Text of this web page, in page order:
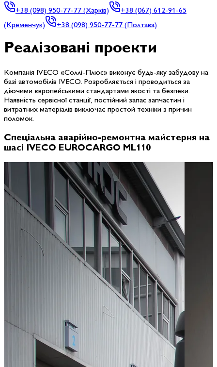
+38 (098) 950-77-77 (Харків) +38 (067) 612-91-65
(Кременчук)
+38 (098) 950-77-77 (Полтава)
Реалізовані проекти
Компанія IVECO «Соллі-Плюс» виконує будь-яку забудову на
базі автомобілів IVECO. Розробляється і проводиться за
діючими європейськими стандартами якості та безпеки.
Наявність сервісної станції, постійний запас запчастин і
витратних матеріалів виключає простой техніки з причин
поломок.
Спеціальна аварійно-ремонтна майстерня на
шасі IVECO EUROCARGO ML110